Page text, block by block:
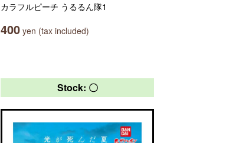
カラフルピーチ うるるん隊1
400 yen (tax included)
Stock: 〇